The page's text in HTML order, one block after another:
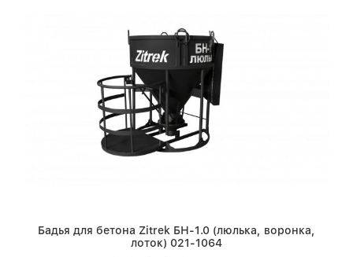
Бадья для бетона Zitrek БН-1.0 (люлька, воронка,
лоток) 021-1064